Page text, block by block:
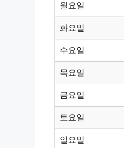
월요일
화요일
수요일
목요일
금요일
토요일
일요일